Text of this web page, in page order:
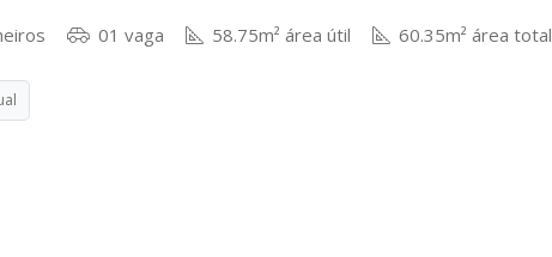
01 vaga 58.75m² área útil 60.35m² área total